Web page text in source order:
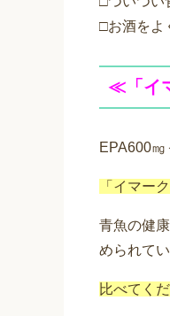
□お酒をよ
≪「イ
EPA600
「イマー
青魚の健
められてい
比べてく